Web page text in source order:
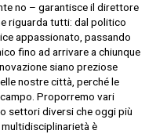
no – garantisce il direttore
riguarda tutti: dal politico
appassionato, passando
fino ad arrivare a chiunque
siano preziose
nostre città, perché le
Proporremo vari
settori diversi che oggi più
è